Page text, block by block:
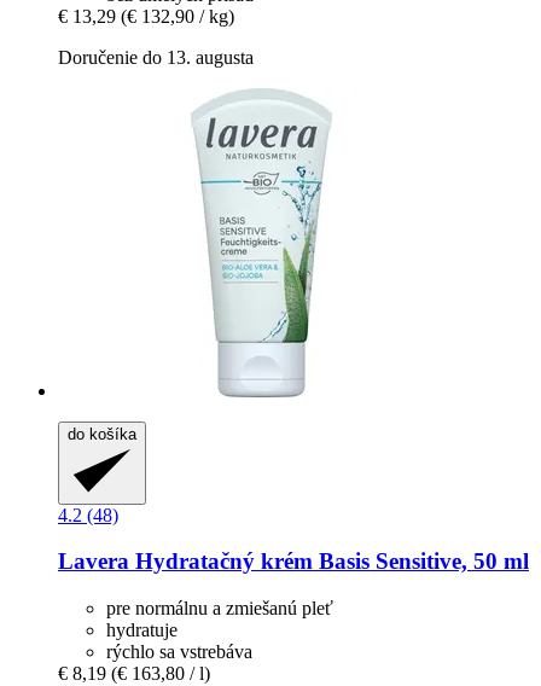
€ 13,29 (€ 132,90 / kg)
Doručenie do 13. augusta
do košíka
4.2 (48)
Lavera Hydratačný krém Basis Sensitive, 50 ml
pre normálnu a zmiešanú pleť
hydratuje
rýchlo sa vstrebáva
€ 8,19 (€ 163,80 / l)